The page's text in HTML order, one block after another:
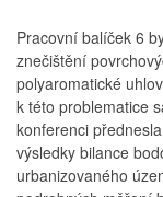
Pracovní balíček 6
znečištění
polyaromatické
k této problematice
konferenci
výsledky bilance
urbanizovaného